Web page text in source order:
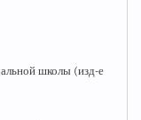
школы (изд-е